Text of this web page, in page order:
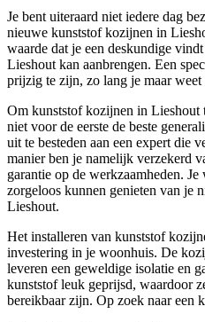
Je bent uiteraard niet iedere dag
nieuwe kunststof kozijnen in
waarde dat je een deskundige
Lieshout kan aanbrengen. Een
prijzig te zijn, zo lang je maar
Om kunststof kozijnen in Lieshout
niet voor de eerste de beste
uit te besteden aan een expert die
manier ben je namelijk verzekerd
garantie op de werkzaamheden.
zorgeloos kunnen genieten van je
Lieshout.
Het installeren van kunststof
investering in je woonhuis. De
leveren een geweldige isolatie en
kunststof leuk geprijsd, waardoor
bereikbaar zijn. Op zoek naar een